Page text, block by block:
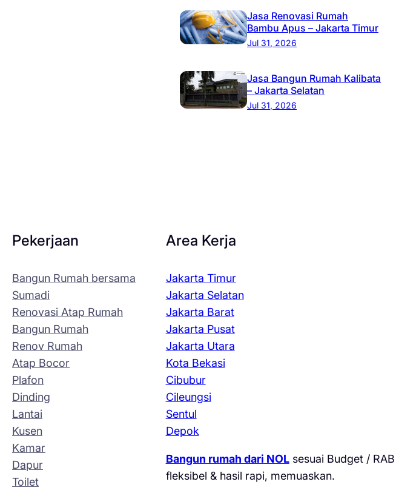
Jasa Renovasi Rumah
Bambu Apus – Jakarta Timur
Jul 31, 2026
Jasa Bangun Rumah Kalibata
– Jakarta Selatan
Jul 31, 2026
Pekerjaan
Bangun Rumah bersama
Sumadi
Renovasi Atap Rumah
Bangun Rumah
Renov Rumah
Atap Bocor
Plafon
Dinding
Lantai
Kusen
Kamar
Dapur
Toilet
Area Kerja
Jakarta Timur
Jakarta Selatan
Jakarta Barat
Jakarta Pusat
Jakarta Utara
Kota Bekasi
Cibubur
Cileungsi
Sentul
Depok
Bangun rumah dari NOLsesuai Budget / RAB
fleksibel & hasil rapi, memuaskan.